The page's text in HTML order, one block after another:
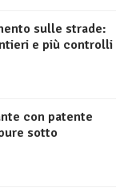
sulle strade:
e più controlli
con patente
sotto